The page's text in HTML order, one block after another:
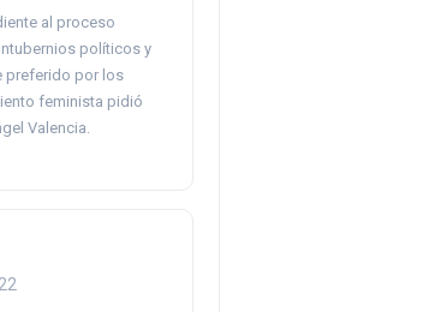
al proceso
políticos y
preferido por los
feminista pidió
Valencia.